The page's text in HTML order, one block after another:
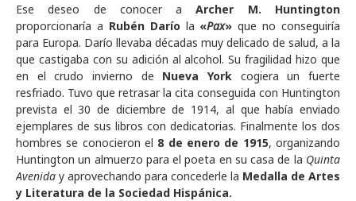
Ese deseo de conocer aArcher M. Huntington
proporcionaría a Rubén Darío la «Pax» que no conseguiría
para Europa. Darío llevaba décadas muy delicado de salud, a la
que castigaba con su adición al alcohol. Su fragilidad hizo que
en el crudo invierno de Nueva York cogiera un fuerte
resfriado. Tuvo que retrasar la cita conseguida con Huntington
prevista el 30 de diciembre de 1914, al que había enviado
ejemplares de sus libros con dedicatorias. Finalmente los dos
hombres se conocieron el 8 de enero de 1915, organizando
Huntington un almuerzo para el poeta en su casa de la Quinta
Avenida y aprovechando para concederle la Medalla de Artes
y Literatura de la Sociedad Hispánica.